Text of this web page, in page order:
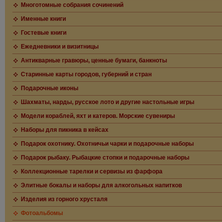
Многотомные собрания сочинений
Именные книги
Гостевые книги
Ежедневники и визитницы
Антикварные гравюры, ценные бумаги, банкноты
Старинные карты городов, губерний и стран
Подарочные иконы
Шахматы, нарды, русское лото и другие настольные игры
Модели кораблей, яхт и катеров. Морские сувениры
Наборы для пикника в кейсах
Подарок охотнику. Охотничьи чарки и подарочные наборы
Подарок рыбаку. Рыбацкие стопки и подарочные наборы
Коллекционные тарелки и сервизы из фарфора
Элитные бокалы и наборы для алкогольных напитков
Изделия из горного хрусталя
Фотоальбомы